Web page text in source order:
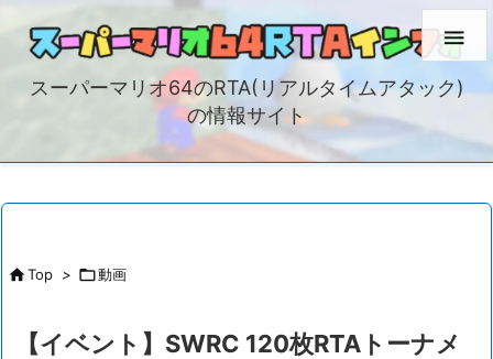
スーパーマリオ64のRTA(リアルタイムアタック)
の情報サイト

Top > 動画
【イベント】SWRC 120枚RTAトーナメ